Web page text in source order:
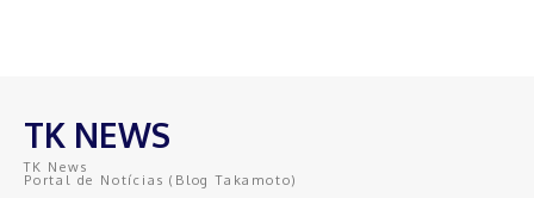
TK NEWS
TK News
Portal de Notícias (Blog Takamoto)